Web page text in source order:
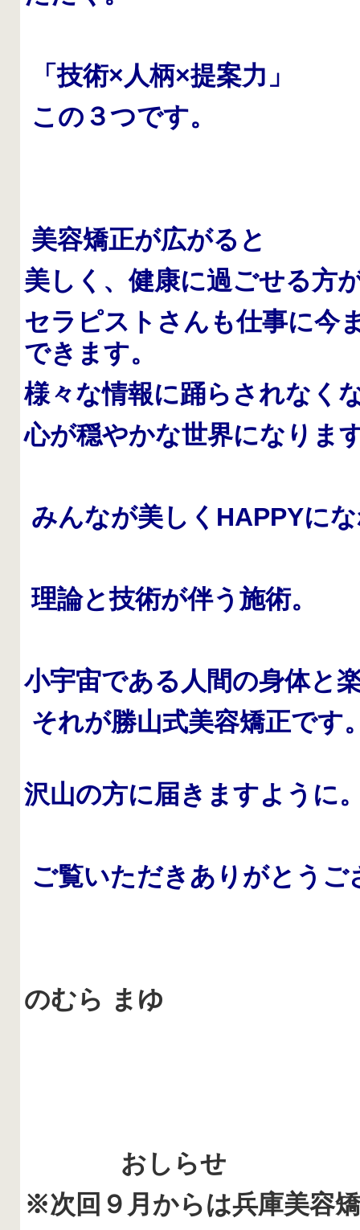
「技術×人柄×提案力」
この３つです。
美容矯正が広がると
美しく、健康に過ごせる方
セラピストさんも仕事に今
できます。
様々な情報に踊らされなく
心が穏やかな世界になりま
みんなが美しくHAPPYに
理論と技術が伴う施術。
小宇宙である人間の身体と
それが勝山式美容矯正です
沢山の方に届きますように
ご覧いただきありがとうご
のむら まゆ
おしらせ
※次回９月からは兵庫美容